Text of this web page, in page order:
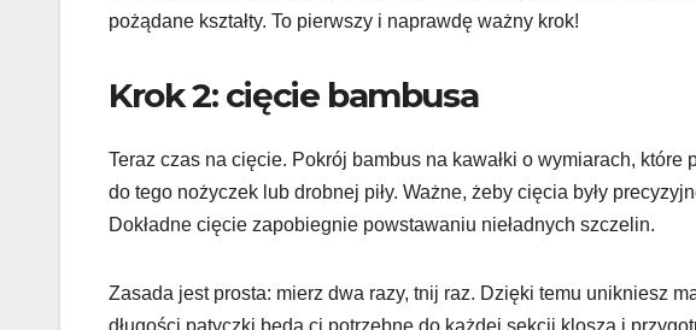
pożądane kształty. To pierwszy i naprawdę ważny krok!
Krok 2: cięcie bambusa
Teraz czas na cięcie. Pokrój bambus na kawałki o wymiarach,
do tego nożyczek lub drobnej piły. Ważne, żeby cięcia były
Dokładne cięcie zapobiegnie powstawaniu nieładnych szczelin.
Zasada jest prosta: mierz dwa razy, tnij raz. Dzięki temu unikniesz